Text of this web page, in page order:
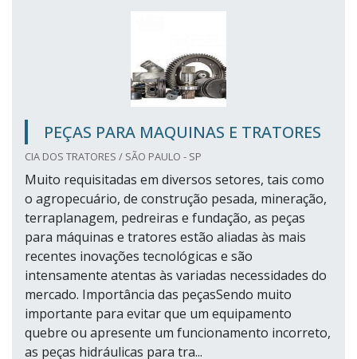
PEÇAS PARA MAQUINAS E TRATORES
CIA DOS TRATORES / SÃO PAULO - SP
Muito requisitadas em diversos setores, tais como
o agropecuário, de construção pesada, mineração,
terraplanagem, pedreiras e fundação, as peças
para máquinas e tratores estão aliadas às mais
recentes inovações tecnológicas e são
intensamente atentas às variadas necessidades do
mercado. Importância das peçasSendo muito
importante para evitar que um equipamento
quebre ou apresente um funcionamento incorreto,
as peças hidráulicas para tra...